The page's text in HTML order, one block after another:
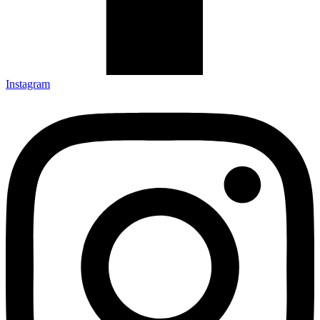
Instagram